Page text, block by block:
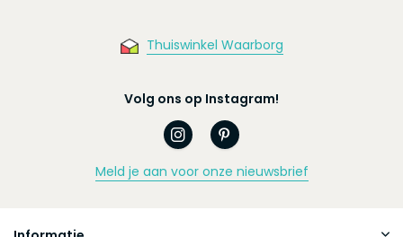
Thuiswinkel Waarborg
Volg ons op Instagram!
Meld je aan voor onze nieuwsbrief